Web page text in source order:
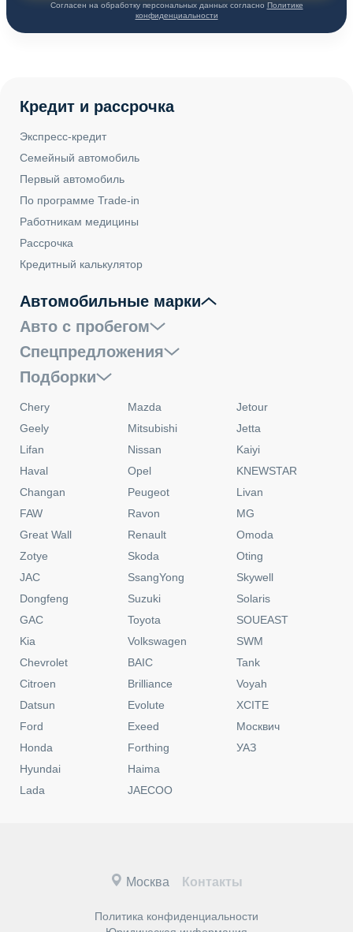
Согласен на обработку персональных данных согласно Политике
конфиденциальности
Кредит и рассрочка
Экспресс-кредит
Семейный автомобиль
Первый автомобиль
По программе Trade-in
Работникам медицины
Рассрочка
Кредитный калькулятор
Автомобильные марки
Авто с пробегом
Спецпредложения
Подборки
Chery
Geely
Lifan
Haval
Changan
FAW
Great Wall
Zotye
JAC
Dongfeng
GAC
Kia
Chevrolet
Citroen
Datsun
Ford
Honda
Hyundai
Lada
Mazda
Mitsubishi
Nissan
Opel
Peugeot
Ravon
Renault
Skoda
SsangYong
Suzuki
Toyota
Volkswagen
BAIC
Brilliance
Evolute
Exeed
Forthing
Haima
JAECOO
Jetour
Jetta
Kaiyi
KNEWSTAR
Livan
MG
Omoda
Oting
Skywell
Solaris
SOUEAST
SWM
Tank
Voyah
XCITE
Москвич
УАЗ
Политика конфиденциальности
Москва Контакты